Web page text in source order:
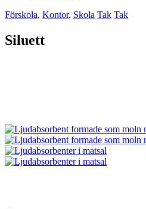
Förskola, Kontor, Skola Tak Tak
Siluett